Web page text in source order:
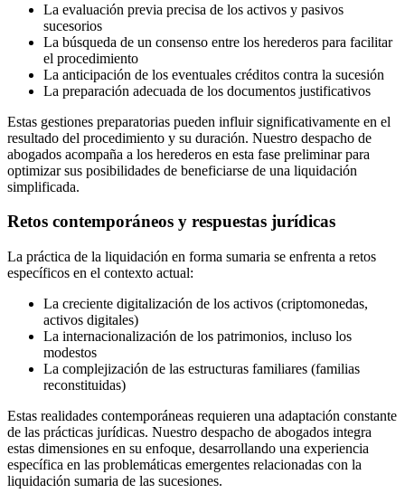
La evaluación previa precisa de los activos y pasivos
sucesorios
La búsqueda de un consenso entre los herederos para facilitar
el procedimiento
La anticipación de los eventuales créditos contra la sucesión
La preparación adecuada de los documentos justificativos
Estas gestiones preparatorias pueden influir significativamente en el
resultado del procedimiento y su duración. Nuestro despacho de
abogados acompaña a los herederos en esta fase preliminar para
optimizar sus posibilidades de beneficiarse de una liquidación
simplificada.
Retos contemporáneos y respuestas jurídicas
La práctica de la liquidación en forma sumaria se enfrenta a retos
específicos en el contexto actual:
La creciente digitalización de los activos (criptomonedas,
activos digitales)
La internacionalización de los patrimonios, incluso los
modestos
La complejización de las estructuras familiares (familias
reconstituidas)
Estas realidades contemporáneas requieren una adaptación constante
de las prácticas jurídicas. Nuestro despacho de abogados integra
estas dimensiones en su enfoque, desarrollando una experiencia
específica en las problemáticas emergentes relacionadas con la
liquidación sumaria de las sucesiones.